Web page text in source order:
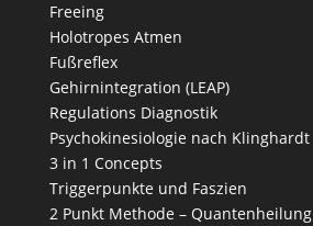
Freeing
Holotropes Atmen
Fußreflex
Gehirnintegration (LEAP)
Regulations Diagnostik
Psychokinesiologie nach Klinghardt
3 in 1 Concepts
Triggerpunkte und Faszien
2 Punkt Methode – Quantenheilung